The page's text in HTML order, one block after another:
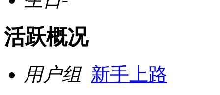
活跃概况
用户组 新手上路